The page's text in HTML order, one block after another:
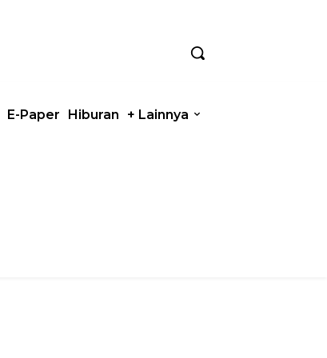
E-Paper Hiburan + Lainnya